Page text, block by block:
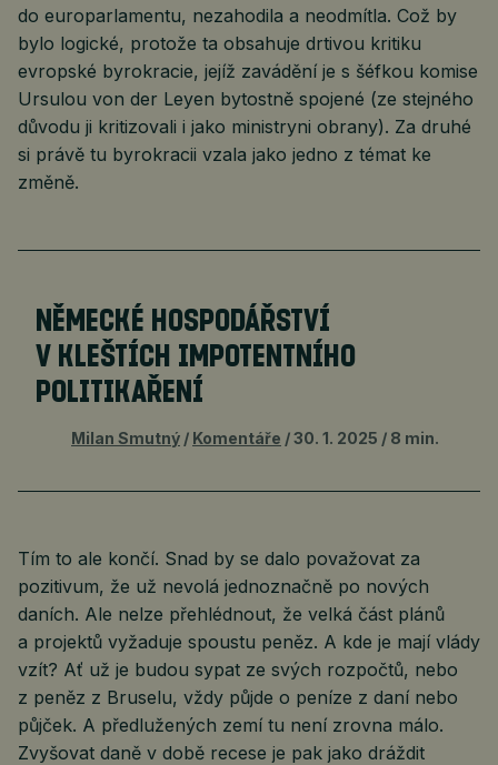
do europarlamentu, nezahodila a neodmítla. Což by
bylo logické, protože ta obsahuje drtivou kritiku
evropské byrokracie, jejíž zavádění je s šéfkou komise
Ursulou von der Leyen bytostně spojené (ze stejného
důvodu ji kritizovali i jako ministryni obrany). Za druhé
si právě tu byrokracii vzala jako jedno z témat ke
změně.
NĚMECKÉ HOSPODÁŘSTVÍ
V KLEŠTÍCH IMPOTENTNÍHO
POLITIKAŘENÍ
Milan Smutný Komentáře 30. 1. 2025 8 min.
Tím to ale končí. Snad by se dalo považovat za
pozitivum, že už nevolá jednoznačně po nových
daních. Ale nelze přehlédnout, že velká část plánů
a projektů vyžaduje spoustu peněz. A kde je mají vlády
vzít? Ať už je budou sypat ze svých rozpočtů, nebo
z peněz z Bruselu, vždy půjde o peníze z daní nebo
půjček. A předlužených zemí tu není zrovna málo.
Zvyšovat daně v době recese je pak jako dráždit